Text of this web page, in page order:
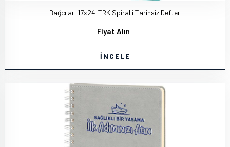
Bağcılar-17x24-TRK Spiralli Tarihsiz Defter
Fiyat Alın
İNCELE